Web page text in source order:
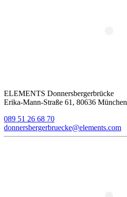
ELEMENTS Donnersbergerbrücke
Erika-Mann-Straße 61, 80636 München
089 51 26 68 70
donnersbergerbruecke@elements.com